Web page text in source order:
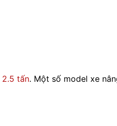
2.5 tấn. Một số model xe